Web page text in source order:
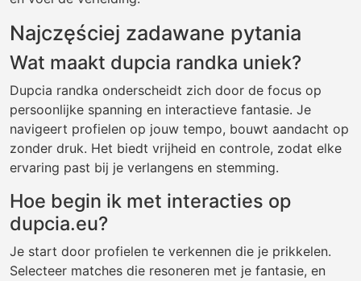
Najczęściej zadawane pytania
Wat maakt dupcia randka uniek?
Dupcia randka onderscheidt zich door de focus op
persoonlijke spanning en interactieve fantasie. Je
navigeert profielen op jouw tempo, bouwt aandacht op
zonder druk. Het biedt vrijheid en controle, zodat elke
ervaring past bij je verlangens en stemming.
Hoe begin ik met interacties op
dupcia.eu?
Je start door profielen te verkennen die je prikkelen.
Selecteer matches die resoneren met je fantasie, en